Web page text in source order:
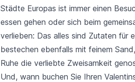
Städte Europas ist immer einen
essen gehen oder sich beim
verlieben: Das alles sind Zutaten für
bestechen ebenfalls mit feinem
Ruhe die verliebte Zweisamkeit
Und, wann buchen Sie Ihren